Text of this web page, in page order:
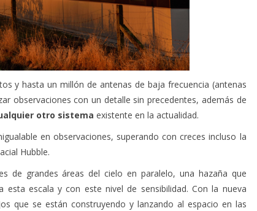
y hasta un millón de antenas de baja frecuencia (antenas
observaciones con un detalle sin precedentes, además de
otro sistema existente en la actualidad.
en observaciones, superando con creces incluso la
Hubble.
de grandes áreas del cielo en paralelo, una hazaña que
escala y con este nivel de sensibilidad. Con la nueva
que se están construyendo y lanzando al espacio en las